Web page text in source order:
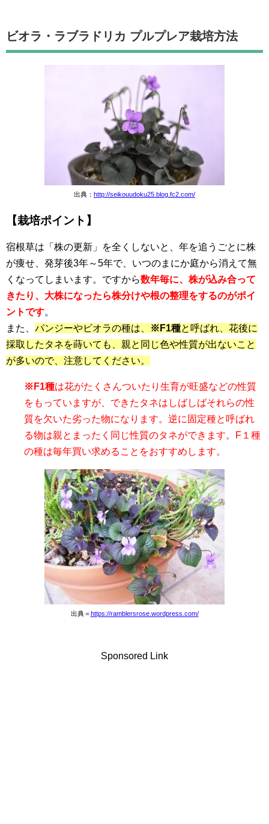
ビオラ・ラブラドリカ プルプレア栽培方法
出典： http://seikouudoku25.blog.fc2.com/
【栽培ポイント】
宿根草は「株の更新」を全くしないと、年を追うごとに株
が痩せ、発芽後3年～5年で、いつのまにか庭から消えて無
くなってしまいます。ですから数年毎に、株が込み合って
きたり、大株になったら株分けや根の整理をするのがポイ
ントです。
また、 パンジーやビオラの種は、 ※F1種と呼ばれ、花後に
採取したタネを蒔いても、親と同じ色や性質が出ないこと
が多いので、注意してください。
※F1種は花がたくさんついたり生育が旺盛などの性質
をもっていますが、できたタネはしばしばそれらの性
質を欠いた劣った物になります。逆に固定種と呼ばれ
る物は親とまったく同じ性質のタネができます。F１種
の種は毎年買い求めることをおすすめします。
出典＝https://ramblersrose.wordpress.com/
Sponsored Link